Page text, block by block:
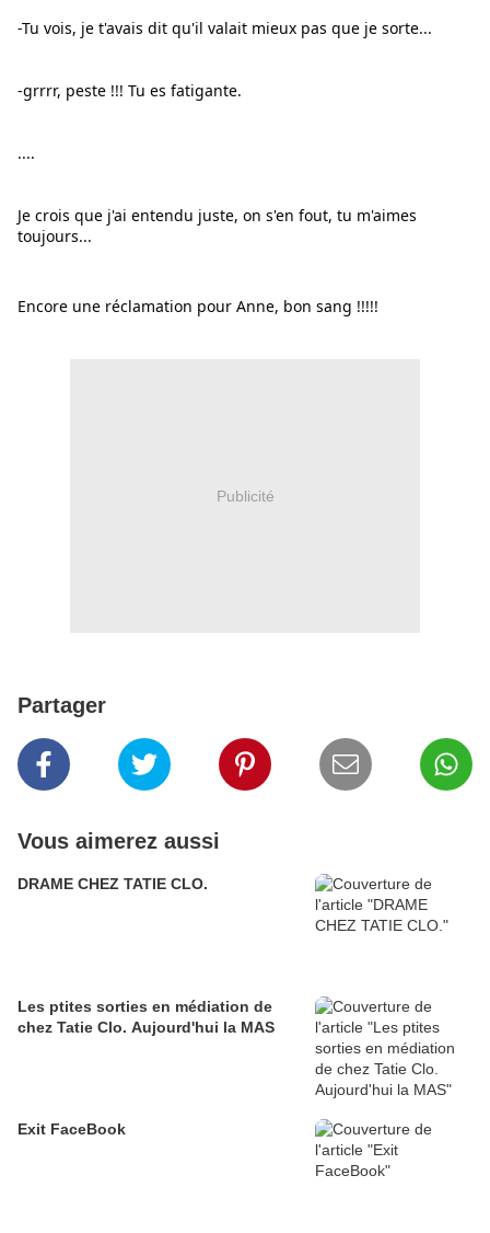
-Tu vois, je t'avais dit qu'il valait mieux pas que je sorte...
-grrrr, peste !!! Tu es fatigante.
....
Je crois que j'ai entendu juste, on s'en fout, tu m'aimes
toujours...
Encore une réclamation pour Anne, bon sang !!!!!
Publicité
Partager
Vous aimerez aussi
DRAME CHEZ TATIE CLO.
Les ptites sorties en médiation de
chez Tatie Clo. Aujourd'hui la MAS
Exit FaceBook